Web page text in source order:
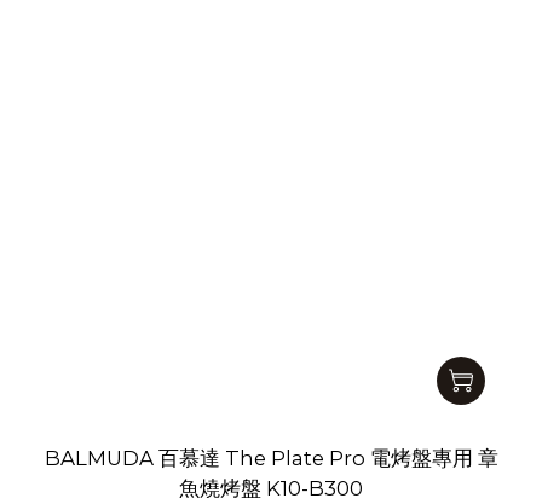
BALMUDA 百慕達 The Plate Pro 電烤盤專用 章
魚燒烤盤 K10-B300